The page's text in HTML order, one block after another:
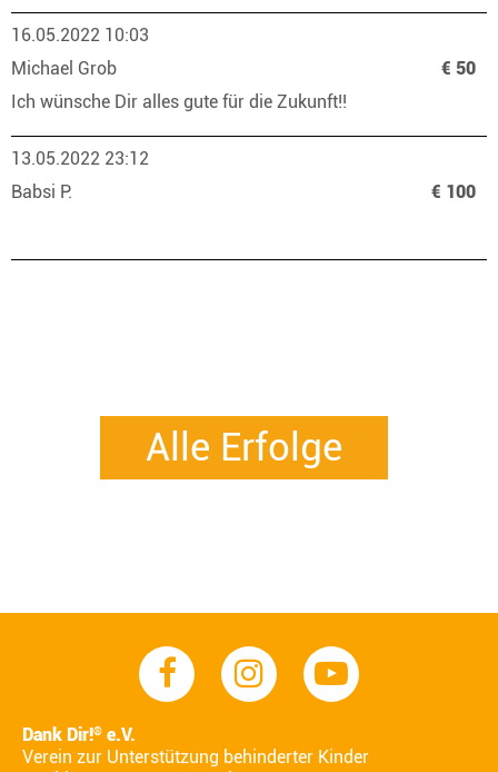
16.05.2022 10:03
Michael Grob
€ 50
Ich wünsche Dir alles gute für die Zukunft!!
13.05.2022 23:12
Babsi P.
€ 100
Alle Erfolge
Dank Dir!® e.V.
Verein zur Unterstützung behinderter Kinder